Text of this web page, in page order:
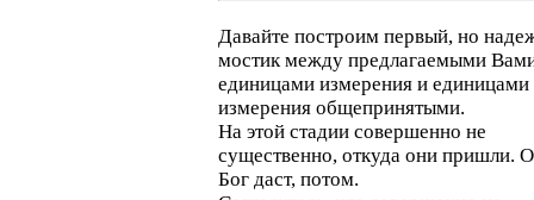
Давайте построим первый, но
мостик между предлагаемыми
единицами измерения и единицами
измерения общепринятыми.
На этой стадии совершенно не
существенно, откуда они пришли.
Бог даст, потом.